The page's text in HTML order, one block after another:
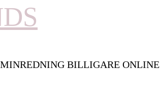
BILLIGARE ONLINE